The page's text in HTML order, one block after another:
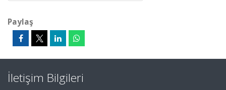
Paylaş
İletişim Bilgileri